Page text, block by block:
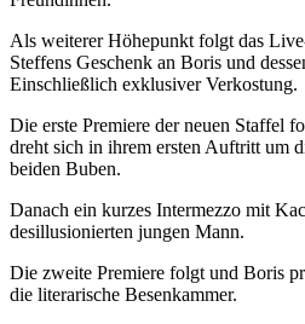
Als weiterer Höhepunkt folgt das
Steffens Geschenk an Boris und
Einschließlich exklusiver Verkostung.
Die erste Premiere der neuen Staffel
dreht sich in ihrem ersten Auftritt um
beiden Buben.
Danach ein kurzes Intermezzo mit
desillusionierten jungen Mann.
Die zweite Premiere folgt und Boris
die literarische Besenkammer.